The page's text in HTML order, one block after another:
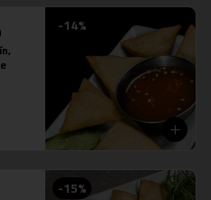
-14%
-15%